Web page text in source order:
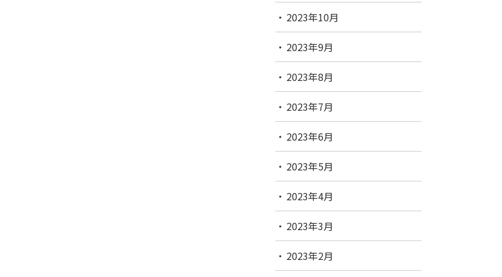
2023年10月
2023年9月
2023年8月
2023年7月
2023年6月
2023年5月
2023年4月
2023年3月
2023年2月